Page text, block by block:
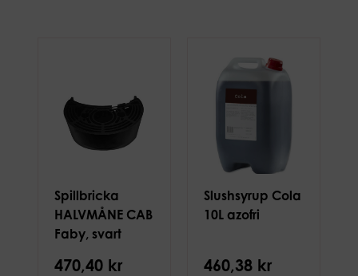
Spillbricka
HALVMÅNE CAB
Faby, svart
470,40 kr
Slushsyrup Cola
10L azofri
460,38 kr